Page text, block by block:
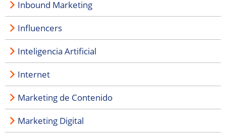
Inbound Marketing
Influencers
Inteligencia Artificial
Internet
Marketing de Contenido
Marketing Digital